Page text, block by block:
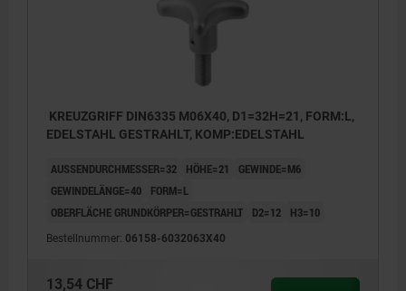
KREUZGRIFF DIN6335 M06X40, D1=32H=21, FORM:L,
EDELSTAHL GESTRAHLT, KOMP:EDELSTAHL
AUSSENDURCHMESSER=32 HÖHE=21
GEWINDE=M6
GEWINDELÄNGE=40
FORM=L
OBERFLÄCHE GRUNDKÖRPER=GESTRAHLT
D2=12 H3=10
Bestellnummer: 06158-6032063X40
13,54 CHF